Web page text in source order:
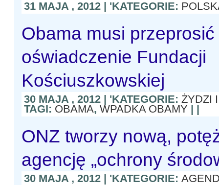
31 MAJA , 2012 | 'KATEGORIE:
Obama musi przeprosić
oświadczenie Fundacji
Kościuszkowskiej
30 MAJA , 2012 | 'KATEGORIE:ŻYDZI
TAGI: OBAMA,WPADKA OBAMY | |
ONZ tworzy nową,
agencję „ochrony
30 MAJA , 2012 | 'KATEGORIE: